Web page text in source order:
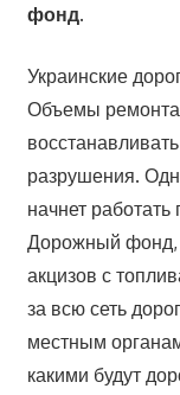
фонд.
Украинские
Объемы ремонта
разрушения.
начнет
Дорожный фонд,
акцизов с
за всю сеть
местным
какими будут